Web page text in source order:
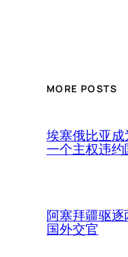
MORE POSTS
埃塞俄比亚
一个主权违约
阿塞拜疆驱
国外交官